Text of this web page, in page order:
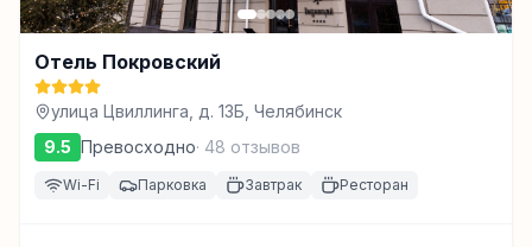
Отель Покровский
улица Цвиллинга, д. 13Б, Челябинск
9.5 Превосходно· 48 отзывов
Wi-Fi Парковка Завтрак Ресторан